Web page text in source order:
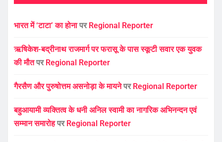
भारत में ‘टाटा’ का होनापर Regional Reporter
ऋषिकेश-बद्रीनाथ राजमार्ग पर फरासू के पास स्कूटी सवार एक युवक
की मौतपर Regional Reporter
गैरसैण और पुरुषोत्तम असनोड़ा के मायनेपर Regional Reporter
बहुआयामी व्यक्तित्व के धनी अनिल स्वामी का नागरिक अभिनन्दन एवं
सम्मान समारोहपर Regional Reporter